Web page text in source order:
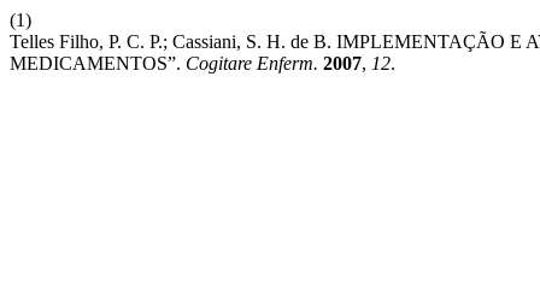
(1)
Telles Filho, P. C. P.; Cassiani, S. H. de B.
MEDICAMENTOS”. Cogitare Enferm. 2007, 12.